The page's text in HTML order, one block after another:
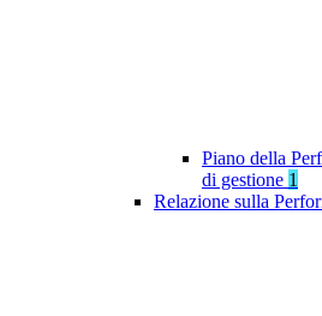
Piano della
di gestione 1
Relazione sulla